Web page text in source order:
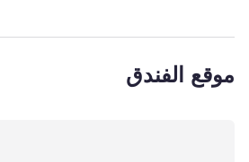
موقع الفندق